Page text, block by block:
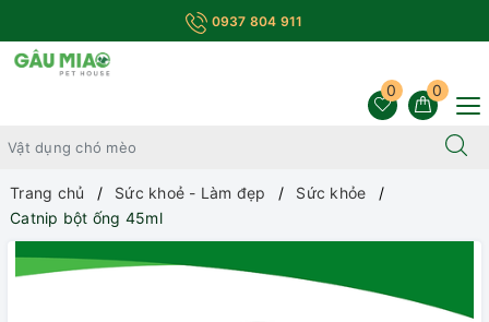
0937 804 911
0
0
Trang chủ Sức khoẻ - Làm đẹp
Sức khỏe
Catnip bột ống 45ml